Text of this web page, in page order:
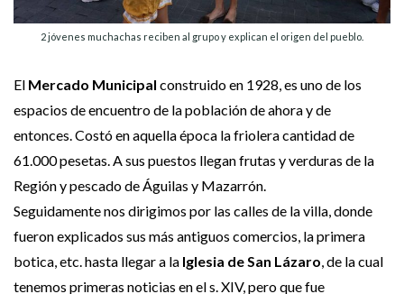
2 jóvenes muchachas reciben al grupo y explican el origen del pueblo.
El Mercado Municipal construido en 1928, es uno de los
espacios de encuentro de la población de ahora y de
entonces. Costó en aquella época la friolera cantidad de
61.000 pesetas. A sus puestos llegan frutas y verduras de la
Región y pescado de Águilas y Mazarrón.
Seguidamente nos dirigimos por las calles de la villa, donde
fueron explicados sus más antiguos comercios, la primera
botica, etc. hasta llegar a la Iglesia de San Lázaro, de la cual
tenemos primeras noticias en el s. XIV, pero que fue